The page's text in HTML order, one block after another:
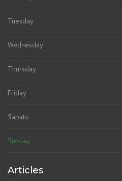
Tuesday
Wednesday
Thursday
Friday
Sabato
Sunday
Articles